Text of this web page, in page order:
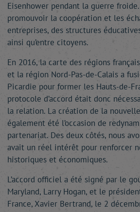
Eisenhower pendant la guerre
promouvoir la coopération et les
entreprises, des structures
ainsi qu’entre citoyens.
En 2016, la carte des régions
et la région Nord-Pas-de-Calais a
Picardie pour former les Hauts-de-
protocole d’accord était donc
la relation. La création de la
également été l’occasion de
partenariat. Des deux côtés, nous
avait un réel intérêt pour renforcer
historiques et économiques.
L’accord officiel a été signé par le
Maryland, Larry Hogan, et le
France, Xavier Bertrand, le 2